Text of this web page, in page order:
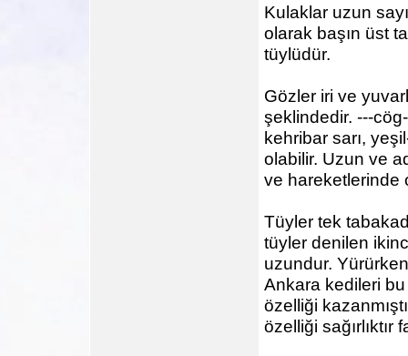
Kulaklar uzun
olarak başın üst
tüylüdür.
Gözler iri ve
şeklindedir. ---
kehribar sarı,
olabilir. Uzun ve
ve hareketlerinde
Tüyler tek
tüyler denilen
uzundur.
Ankara kedileri
özelliği
özelliği